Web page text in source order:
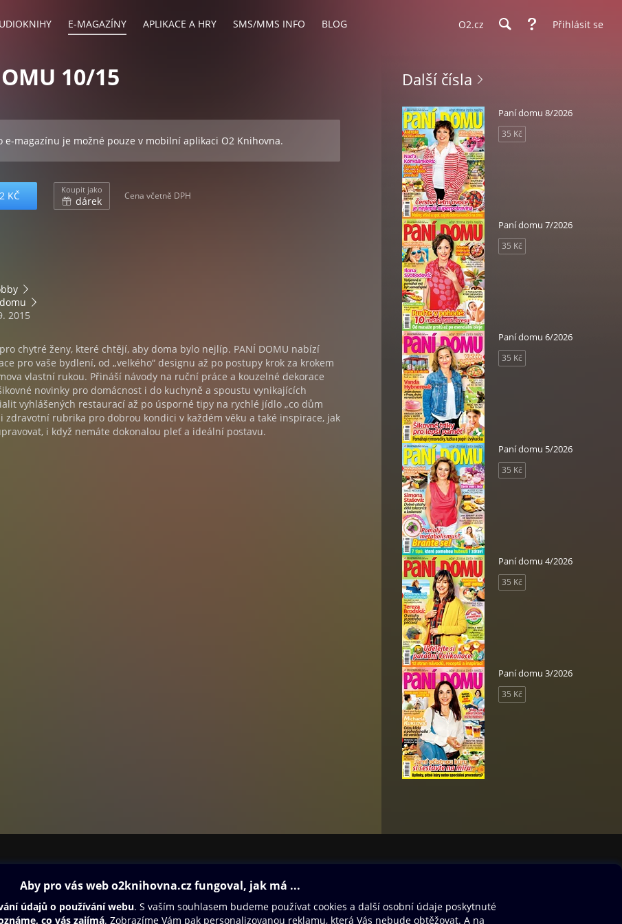
E-MAGAZÍNY APLIKACE A HRY SMS/MMS INFO BLOG O2.cz Přihlásit se
10/15
e-magazínu je možné pouze v mobilní aplikaci O2 Knihovna.
KČ Koupit jako
dárek Cena včetně DPH
2015
chytré ženy, které chtějí, aby doma bylo nejlíp. PANÍ DOMU nabízí
pro vaše bydlení, od „velkého“ designu až po postupy krok za krokem
vlastní rukou. Přináší návody na ruční práce a kouzelné dekorace
novinky pro domácnost i do kuchyně a spoustu vynikajících
vyhlášených restaurací až po úsporné tipy na rychlé jídlo „co dům
zdravotní rubrika pro dobrou kondici v každém věku a také inspirace, jak
i když nemáte dokonalou pleť a ideální postavu.
Další čísla
Paní domu 8/2026
35 Kč
Paní domu 7/2026
35 Kč
Paní domu 6/2026
35 Kč
Paní domu 5/2026
35 Kč
Paní domu 4/2026
35 Kč
Paní domu 3/2026
35 Kč
Oneplay Originály